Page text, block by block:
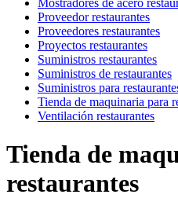
Mostradores de acero
Proveedor restaurantes
Proveedores restaurantes
Proyectos restaurantes
Suministros restaurantes
Suministros de restaurantes
Suministros para
Tienda de maquinaria para
Ventilación restaurantes
Tienda de
restaurantes